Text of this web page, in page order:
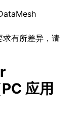
求有所差异，请
PC 应用